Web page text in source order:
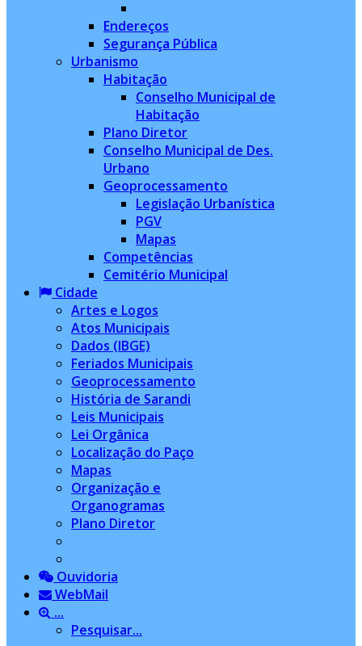
Endereços
Segurança Pública
Urbanismo
Habitação
Conselho Municipal de
Habitação
Plano Diretor
Conselho Municipal de Des.
Urbano
Geoprocessamento
Legislação Urbanística
PGV
Mapas
Competências
Cemitério Municipal
Cidade
Artes e Logos
Atos Municipais
Dados (IBGE)
Feriados Municipais
Geoprocessamento
História de Sarandi
Leis Municipais
Lei Orgânica
Localização do Paço
Mapas
Organização e
Organogramas
Plano Diretor
Ouvidoria
WebMail
...
Pesquisar...